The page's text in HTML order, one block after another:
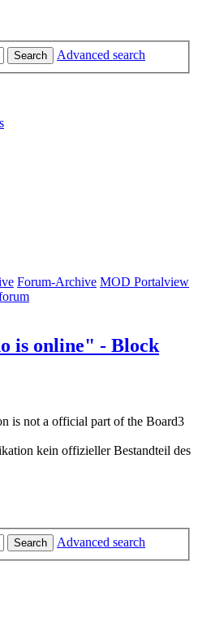
Search Advanced search
Forum-Archive MOD Portalview
is online" - Block
is not a official part of the Board3
kein offizieller Bestandteil des
Search
Advanced search